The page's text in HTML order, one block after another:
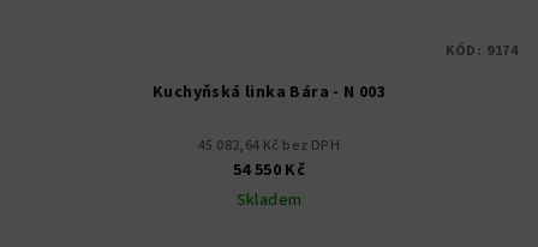
Kuchyňská linka Bára - N 003
45 082,64 Kč bez DPH
54 550 Kč
Skladem
KÓD: 9174